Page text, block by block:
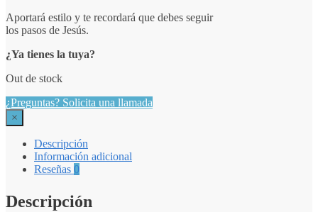
Aportará estilo y te recordará que debes seguir
los pasos de Jesús.
¿Ya tienes la tuya?
Out de stock
¿Preguntas? Solicita una llamada
×
Descripción
Información adicional
Reseñas 0
Descripción